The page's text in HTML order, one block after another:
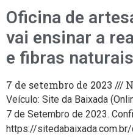
Oficina de
vai ensinar a
e fibras naturais
7 de setembro de 2023
Veículo: Site da Baixada
7 de Setembro de 2023.
https://